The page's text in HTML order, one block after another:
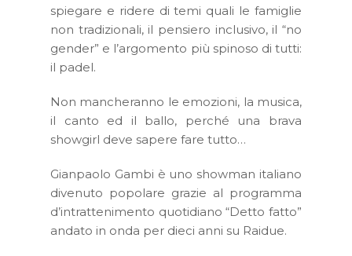
spiegare e ridere di temi quali le famiglie
non tradizionali, il pensiero inclusivo, il “no
gender” e l’argomento più spinoso di tutti:
il padel.
Non mancheranno le emozioni, la musica,
il canto ed il ballo, perché una brava
showgirl deve sapere fare tutto…
Gianpaolo Gambi è uno showman italiano
divenuto popolare grazie al programma
d’intrattenimento quotidiano “Detto fatto”
andato in onda per dieci anni su Raidue.